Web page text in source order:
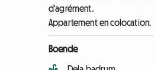
d'agrément.
Appartement en colocation.
Boende